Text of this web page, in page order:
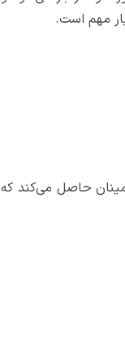
مهم است.
حاصل می‌کند که